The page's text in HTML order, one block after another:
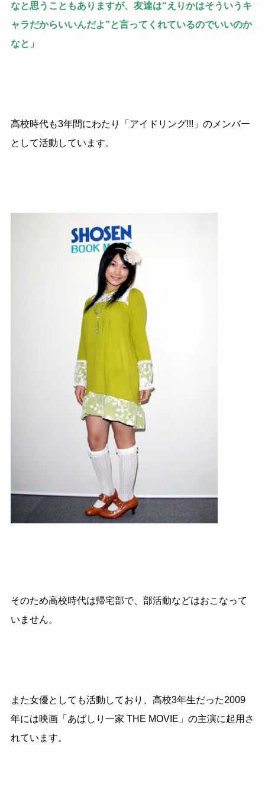
なと思うこともありますが、友達は“えりかはそういうキ
ャラだからいいんだよ”と言ってくれているのでいいのか
なと」
高校時代も3年間にわたり「アイドリング!!!」のメンバー
として活動しています。
そのため高校時代は帰宅部で、部活動などはおこなって
いません。
また女優としても活動しており、高校3年生だった2009
年には映画「あばしり一家 THE MOVIE」の主演に起用さ
れています。